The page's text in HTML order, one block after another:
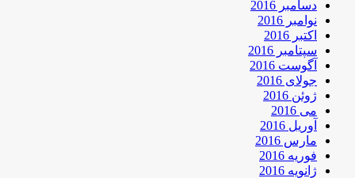
دسامبر 2016
نوامبر 2016
اکتبر 2016
سپتامبر 2016
آگوست 2016
جولای 2016
ژوئن 2016
می 2016
آوریل 2016
مارس 2016
فوریه 2016
ژانویه 2016